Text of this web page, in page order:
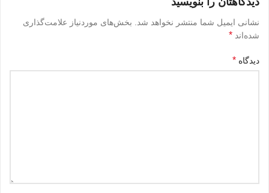
نشانی ایمیل شما منتشر نخواهد شد.
بخش‌های موردنیاز علامت‌گذاری
شده‌اند *
دیدگاه *